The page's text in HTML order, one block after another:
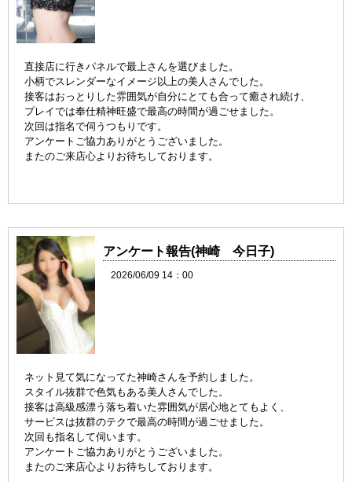
直接店に行きパネルで最上さんを選びました。
小柄でスレンダーなイメージ以上の美人さんでした。
接客はおっとりした雰囲気が自分にとても合って癒され続け、
プレイでは奉仕精神旺盛で最高の時間が過ごせました。
次回は指名で伺うつもりです。
アンケートご協力ありがとうございました。
またのご来店心よりお待ちしております。
アンケート報告(神崎 今日子)
2026/06/09 14：00
ネット見て気になってた神崎さんを予約しました。
スタイル抜群で色気もある美人さんでした。
接客は高級感漂う落ち着いた雰囲気が居心地とてもよく、
サービスは抜群のテクで最高の時間が過ごせました。
次回も指名して伺います。
アンケートご協力ありがとうございました。
またのご来店心よりお待ちしております。